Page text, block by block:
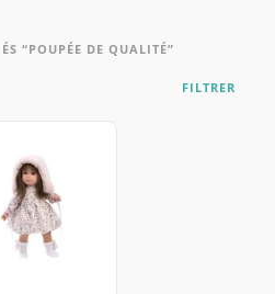
“POUPÉE DE QUALITÉ”
FILTRER